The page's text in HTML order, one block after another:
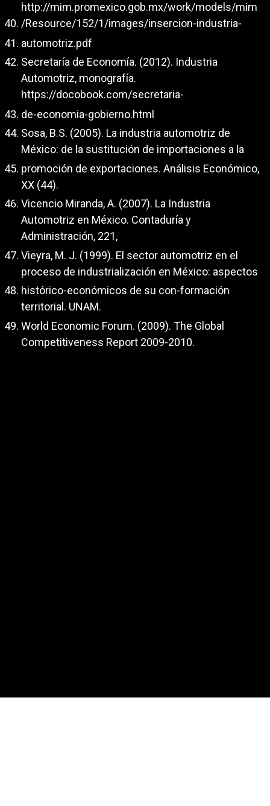
http://mim.promexico.gob.mx/work/models/mim
/Resource/152/1/images/insercion-industria-
automotriz.pdf
Secretaría de Economía. (2012). Industria
Automotriz, monografía.
https://docobook.com/secretaria-
de-economia-gobierno.html
Sosa, B.S. (2005). La industria automotriz de
México: de la sustitución de importaciones a la
promoción de exportaciones. Análisis Económico,
XX (44).
Vicencio Miranda, A. (2007). La Industria
Automotriz en México. Contaduría y
Administración, 221,
Vieyra, M. J. (1999). El sector automotriz en el
proceso de industrialización en México: aspectos
histórico-económicos de su con-formación
territorial. UNAM.
World Economic Forum. (2009). The Global
Competitiveness Report 2009-2010.